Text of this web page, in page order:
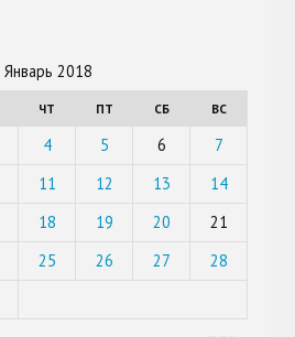
Январь 2018
ЧТ ПТ СБ ВС
4 5 6
7
11 12 13
14
18 19 20
21
25 26 27
28